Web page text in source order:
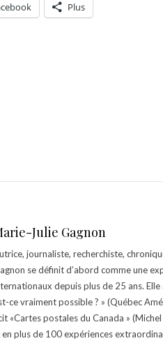
Plus
Julie Gagnon
journaliste, recherchiste,
se définit d’abord comme une
depuis plus de 25 ans.
ce vraiment possible ? » (Québec
«Cartes postales du Canada »
plus de 100 expériences